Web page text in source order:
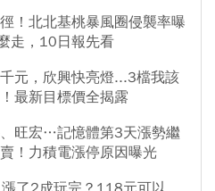
！北北基桃暴風圈侵襲率曝
走，10日報先看
元，欣興快亮燈...3檔我該
最新目標價全揭露
旺宏…記憶體第3天漲勢繼
！力積電漲停原因曝光